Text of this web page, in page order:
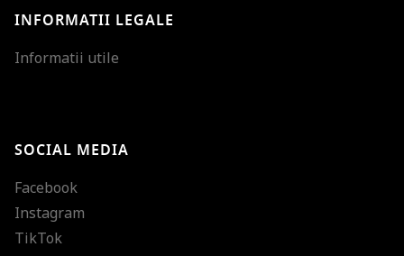
INFORMATII LEGALE
Informatii utile
SOCIAL MEDIA
Facebook
Instagram
TikTok